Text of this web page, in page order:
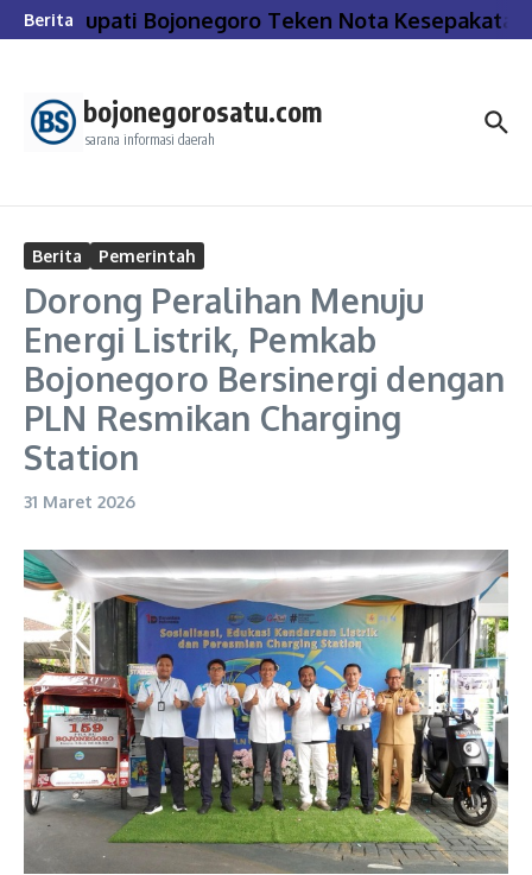
Lewati ke konten
BeritaBupati Bojonegoro Teken Nota Kesepakatan
bojonegorosatu.com
sarana informasi daerah
Berita Pemerintah
Dorong Peralihan Menuju
Energi Listrik, Pemkab
Bojonegoro Bersinergi dengan
PLN Resmikan Charging
Station
31 Maret 2026